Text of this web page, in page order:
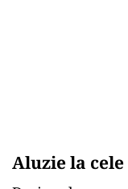
Aluzie la